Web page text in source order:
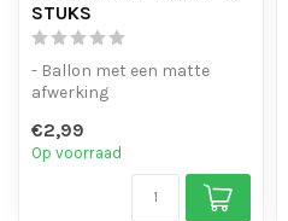
STUKS
- Ballon met een matte
afwerking
natuurlijke latex
- Geschi...
€2,99
Op voorraad